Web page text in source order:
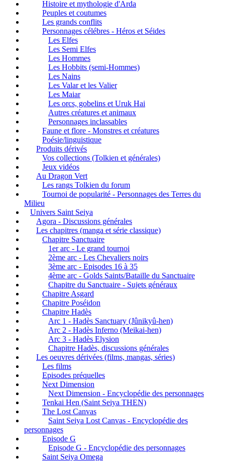
Histoire et mythologie d'Arda
Peuples et coutumes
Les grands conflits
Personnages célébres - Héros et Séides
Les Elfes
Les Semi Elfes
Les Hommes
Les Hobbits (semi-Hommes)
Les Nains
Les Valar et les Valier
Les Maiar
Les orcs, gobelins et Uruk Hai
Autres créatures et animaux
Personnages inclassables
Faune et flore - Monstres et créatures
Poésie/linguistique
Produits dérivés
Vos collections (Tolkien et générales)
Jeux vidéos
Au Dragon Vert
Les rangs Tolkien du forum
Tournoi de popularité - Personnages des Terres du
Milieu
Univers Saint Seiya
Agora - Discussions générales
Les chapitres (manga et série classique)
Chapitre Sanctuaire
1er arc - Le grand tournoi
2ème arc - Les Chevaliers noirs
3ème arc - Episodes 16 à 35
4ème arc - Golds Saints/Bataille du Sanctuaire
Chapitre du Sanctuaire - Sujets généraux
Chapitre Asgard
Chapitre Poséidon
Chapitre Hadès
Arc 1 - Hadès Sanctuary (Jûnikyû-hen)
Arc 2 - Hadès Inferno (Meikai-hen)
Arc 3 - Hadès Elysion
Chapitre Hadès, discussions générales
Les oeuvres dérivées (films, mangas, séries)
Les films
Episodes préquelles
Next Dimension
Next Dimension - Encyclopédie des personnages
Tenkai Hen (Saint Seiya THEN)
The Lost Canvas
Saint Seiya Lost Canvas - Encyclopédie des
personnages
Episode G
Episode G - Encyclopédie des personnages
Saint Seiya Omega